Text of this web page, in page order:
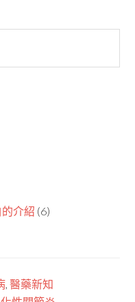
介紹 (6)
,醫藥新知